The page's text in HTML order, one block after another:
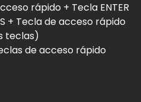
rápido + Tecla ENTER
+ Tecla de acceso rápido
teclas)
de acceso rápido